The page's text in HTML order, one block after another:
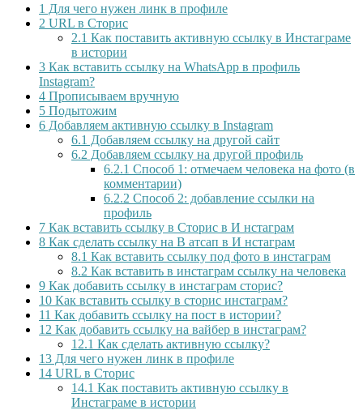
1 Для чего нужен линк в профиле
2 URL в Сторис
2.1 Как поставить активную ссылку в Инстаграме
в истории
3 Как вставить ссылку на WhatsApp в профиль
Instagram?
4 Прописываем вручную
5 Подытожим
6 Добавляем активную ссылку в Instagram
6.1 Добавляем ссылку на другой сайт
6.2 Добавляем ссылку на другой профиль
6.2.1 Способ 1: отмечаем человека на фото (в
комментарии)
6.2.2 Способ 2: добавление ссылки на
профиль
7 Как вставить ссылку в Сторис в И нстаграм
8 Как сделать ссылку на В атсап в И нстаграм
8.1 Как вставить ссылку под фото в инстаграм
8.2 Как вставить в инстаграм ссылку на человека
9 Как добавить ссылку в инстаграм сторис?
10 Как вставить ссылку в сторис инстаграм?
11 Как добавить ссылку на пост в истории?
12 Как добавить ссылку на вайбер в инстаграм?
12.1 Как сделать активную ссылку?
13 Для чего нужен линк в профиле
14 URL в Сторис
14.1 Как поставить активную ссылку в
Инстаграме в истории